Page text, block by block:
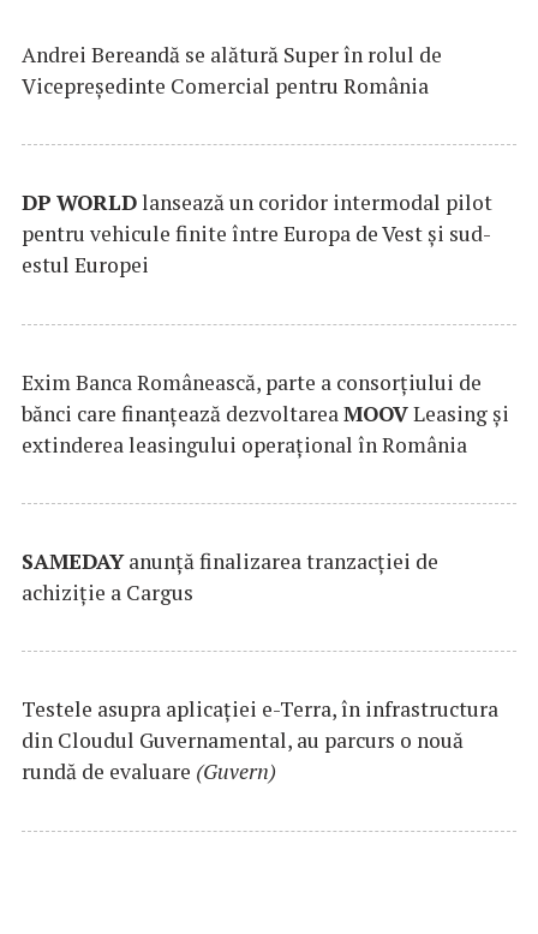
Andrei Bereandă se alătură Super în rolul de
Vicepreședinte Comercial pentru România
DP WORLDlansează un coridor intermodal pilot
pentru vehicule finite între Europa de Vest și sud-
estul Europei
Exim Banca Românească, parte a consorțiului de
bănci care finanțează dezvoltareaMOOVLeasing și
extinderea leasingului operațional în România
SAMEDAYanunță finalizarea tranzacției de
achiziție a Cargus
Testele asupra aplicaţiei e-Terra, în infrastructura
din Cloudul Guvernamental, au parcurs o nouă
rundă de evaluare (Guvern)